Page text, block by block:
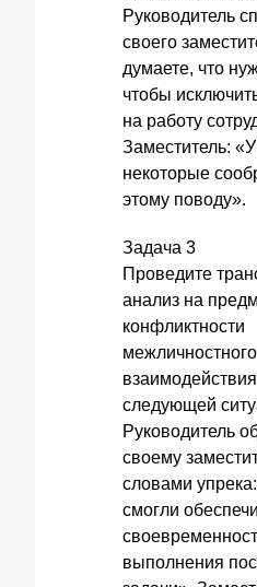
Руководитель
своего
думаете, что
чтобы
на работу
Заместитель:
некоторые
этому поводу».
Задача 3
Проведите
анализ на
конфликтности
межличностного
следующей
Руководитель
своему
словами
смогли
выполнения